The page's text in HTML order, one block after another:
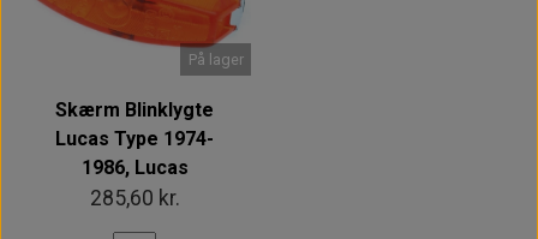
På lager
Skærm Blinklygte
Lucas Type 1974-
1986, Lucas
285,60 kr.